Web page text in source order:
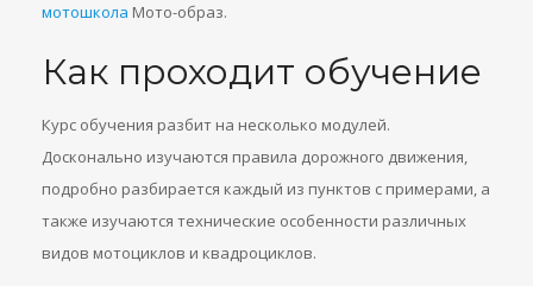
мотошкола Мото-образ.
Как проходит обучение
Курс обучения разбит на несколько модулей.
Досконально изучаются правила дорожного движения,
подробно разбирается каждый из пунктов с примерами, а
также изучаются технические особенности различных
видов мотоциклов и квадроциклов.